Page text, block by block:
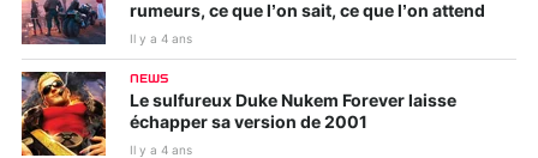
rumeurs, ce que l’on sait, ce que l’on attend
Il y a 4 ans
NEWS
Le sulfureux Duke Nukem Forever laisse
échapper sa version de 2001
Il y a 4 ans